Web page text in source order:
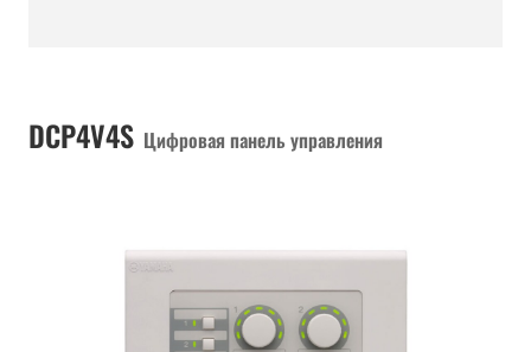
DCP4V4S Цифровая панель управления